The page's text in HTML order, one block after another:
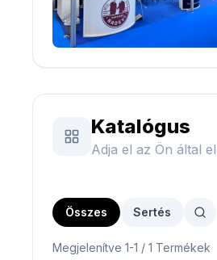
Katalógus
Adja el az Ön által
Összes Sertés
Megjelenítve 1-1 / 1 Termékek